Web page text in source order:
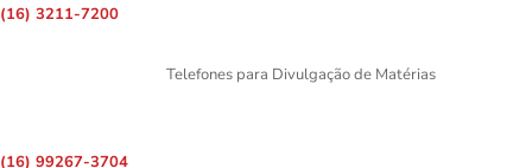
(16) 3211-7200
Telefones para Divulgação de Matérias
(16) 99267-3704